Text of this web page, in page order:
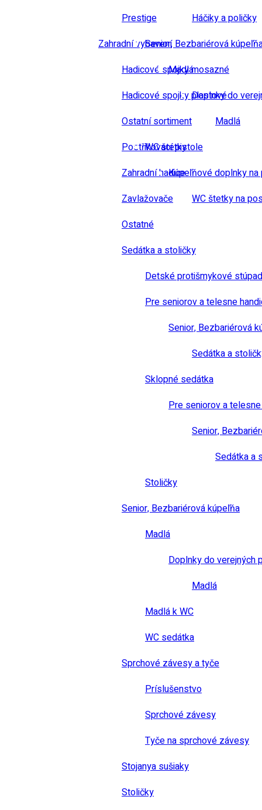
Prestige
Zahradní vybavení
Hadicové spojky mosazné
Hadicové spojky plastové
Ostatní sortiment
Postřikovací pistole
Zahradní hadice
Zavlažovače
Háčiky a poličky
Senior, Bezbariérová
Madlá
Doplnky do
Madlá
WC štetky
Kúpeľňové doplnky
WC štetky na
Ostatné
Sedátka a stoličky
Detské protišmykové
Pre seniorov a telesne
Senior, Bezbariérová
Sedátka a
Sklopné sedátka
Pre seniorov a
Senior,
Sedátka a
Stoličky
Senior, Bezbariérová kúpeľňa
Madlá
Doplnky do verejných
Madlá
Madlá k WC
WC sedátka
Sprchové závesy a tyče
Príslušenstvo
Sprchové závesy
Tyče na sprchové závesy
Stojanya sušiaky
Stoličky